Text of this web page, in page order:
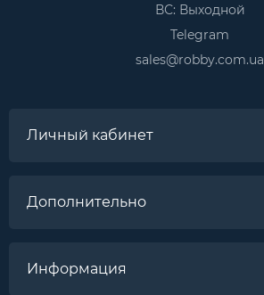
ВС: Выходной
Telegram
sales@robby.com.ua
Личный кабинет
Дополнительно
Информация